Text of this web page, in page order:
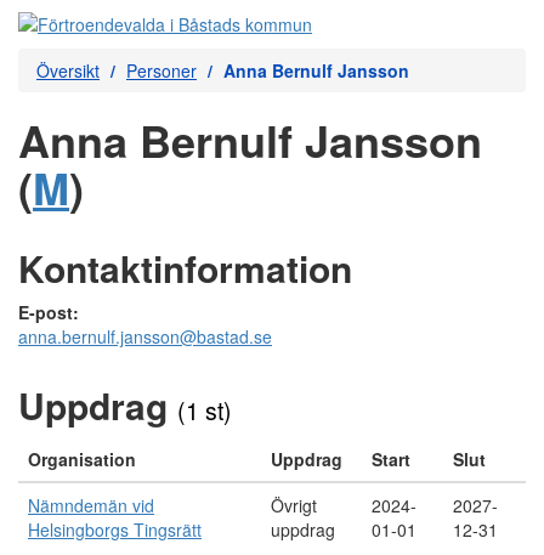
Översikt Personer Anna Bernulf Jansson
Anna Bernulf Jansson
(M)
Kontaktinformation
E-post:
anna.bernulf.jansson@bastad.se
Uppdrag (1 st)
Organisation Uppdrag Start
Slut
Nämndemän vid
Helsingborgs Tingsrätt
Övrigt
uppdrag
2024-
01-01
2027-
12-31